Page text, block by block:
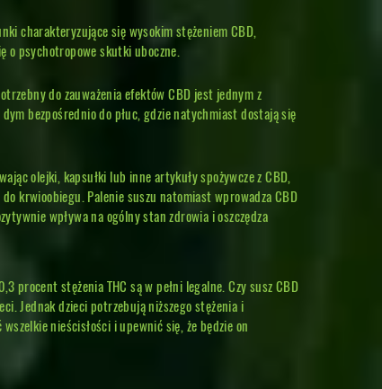
charakteryzujące się wysokim stężeniem CBD,
o psychotropowe skutki uboczne.
do zauważenia efektów CBD jest jednym z
bezpośrednio do płuc, gdzie natychmiast dostają się
olejki, kapsułki lub inne artykuły spożywcze z CBD,
krwioobiegu. Palenie suszu natomiast wprowadza CBD
wpływa na ogólny stan zdrowia i oszczędza
procent stężenia THC są w pełni legalne. Czy susz CBD
Jednak dzieci potrzebują niższego stężenia i
nieścisłości i upewnić się, że będzie on